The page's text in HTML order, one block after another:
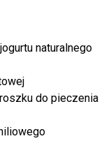
naturalnego
do pieczenia